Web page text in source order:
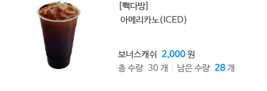
[빽다방]
아메리카노(ICED)
보너스캐쉬 2,000원
총 수량 30 개
남은 수량 28개